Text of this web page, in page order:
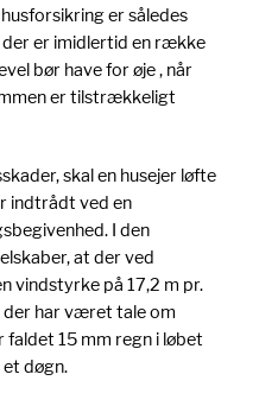
er således
er imidlertid en række
bør have for øje , når
er tilstrækkeligt
skal en husejer løfte
indtrådt ved en
I den
at der ved
vindstyrke på 17,2 m pr.
der har været tale om
15 mm regn i løbet
døgn.